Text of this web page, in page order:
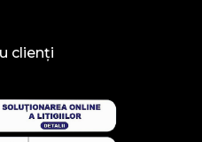
clienți